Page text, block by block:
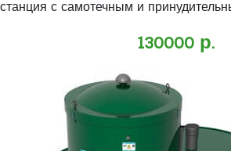
станция с самотечным и
130000 р.